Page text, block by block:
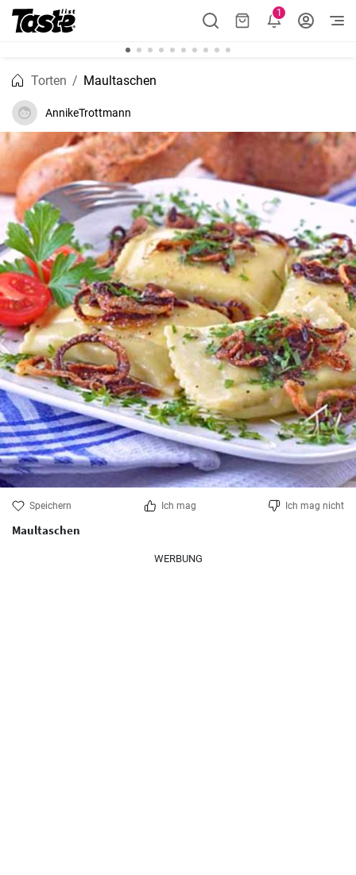
1
Torten Maultaschen
AnnikeTrottmann
Speichern Ich mag Ich mag nicht
Maultaschen
WERBUNG